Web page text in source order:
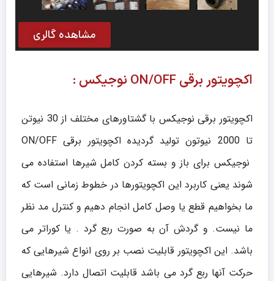
مشاهده گالری
اکچویتور برقی ON/OFF نوجیکس :
اکچویتور برقی نوجیکس با گشتاورهای مختلف از 30 نیوتن
تا 2000 نیوتون تولید گردیده اکچویتور برقی ON/OFF
نوجیکس برای باز و بسته کردن کامل شیرها استفاده می
شوند یعنی کاربرد این اکچویتورها در خطوط زمانی است که
ما بخواهیم قطع یا وصل کامل انجام دهیم و کنترل مد نظر
ما نیست. و گردش آن به صورت ربع گرد . یا کوراتر می
باشد. این اکچویتور قابلیت نصب بر روی انواع شیرهایی که
حرکت آنها ربع گرد می باشد قابلیت اتصال دارد. شیرهایی